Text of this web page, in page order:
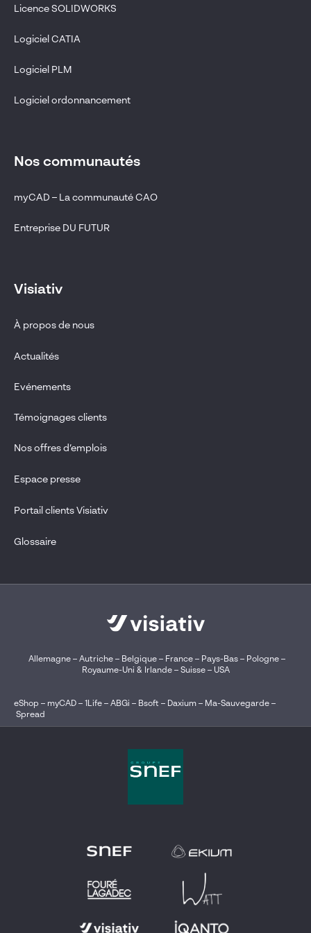
Licence SOLIDWORKS
Logiciel CATIA
Logiciel PLM
Logiciel ordonnancement
Nos communautés
myCAD – La communauté CAO
Entreprise DU FUTUR
Visiativ
À propos de nous
Actualités
Evénements
Témoignages clients
Nos offres d’emplois
Espace presse
Portail clients Visiativ
Glossaire
Allemagne– Autriche– Belgique – France– Pays-Bas– Pologne–
Royaume-Uni & Irlande– Suisse– USA
eShop – myCAD – 1Life – ABGi – Bsoft – Daxium – Ma-Sauvegarde –
Spread